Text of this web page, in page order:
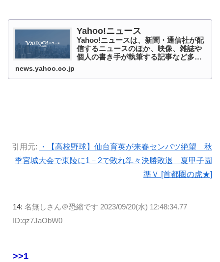
Yahoo!ニュース
Yahoo!ニュースは、新聞・通信社が配
信するニュースのほか、映像、雑誌や
個人の書き手が執筆する記事など多種
news.yahoo.co.jp
引用元:
・【高校野球】仙台育英が来春センバツ絶望 秋
季宮城大会で東陵に1－2で敗れ準々決勝敗退 夏甲子園
準Ｖ [首都圏の虎★]
14: 名無しさん＠恐縮です 2023/09/20(水) 12:48:34.77
ID:qz7JaObW0
>>1